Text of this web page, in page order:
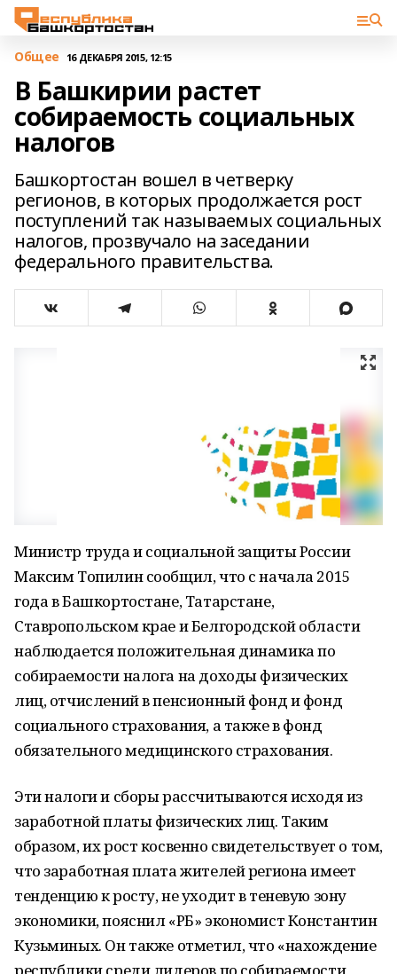
Общее 16 ДЕКАБРЯ 2015, 12:15
В Башкирии растет
собираемость социальных
налогов
Башкортостан вошел в четверку
регионов, в которых продолжается рост
поступлений так называемых социальных
налогов, прозвучало на заседании
федерального правительства.
Министр труда и социальной защиты России
Максим Топилин сообщил, что с начала 2015
года в Башкортостане, Татарстане,
Ставропольском крае и Белгородской области
наблюдается положительная динамика по
собираемости налога на доходы физических
лиц, отчислений в пенсионный фонд и фонд
социального страхования, а также в фонд
обязательного медицинского страхования.
Эти налоги и сборы рассчитываются исходя из
заработной платы физических лиц. Таким
образом, их рост косвенно свидетельствует о том,
что заработная плата жителей региона имеет
тенденцию к росту, не уходит в теневую зону
экономики, пояснил «РБ» экономист Константин
Кузьминых. Он также отметил, что «нахождение